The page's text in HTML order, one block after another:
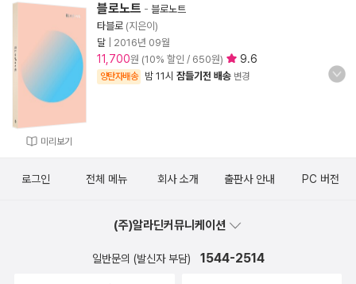
미리보기
블로노트 - 블로노트
타블로 (지은이)
달
2016년 09월
11,700원 (10% 할인 / 650원) 9.6
양탄자배송 밤 11시 잠들기전 배송 변경
로그인 전체 메뉴 회사 소개 출판사 안내 PC 버전
(주)알라딘커뮤니케이션
일반문의 (발신자 부담) 1544-2514